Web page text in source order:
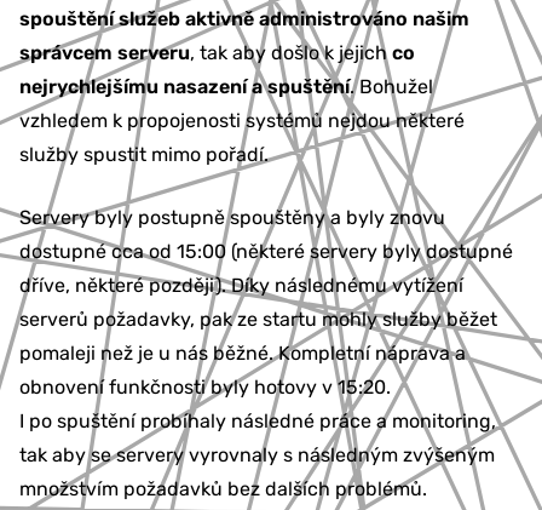
spouštění služeb aktivně administrováno našim
správcem serveru, tak aby došlo k jejich co
nejrychlejšímu nasazení a spuštění. Bohužel
vzhledem k propojenosti systémů nejdou některé
služby spustit mimo pořadí.
Servery byly postupně spouštěny a byly znovu
dostupné cca od 15:00 (některé servery byly dostupné
dříve, některé později). Díky následnému vytížení
serverů požadavky, pak ze startu mohly služby běžet
pomaleji než je u nás běžné. Kompletní náprava a
obnovení funkčnosti byly hotovy v 15:20.
I po spuštění probíhaly následné práce a monitoring,
tak aby se servery vyrovnaly s následným zvýšeným
množstvím požadavků bez dalších problémů.